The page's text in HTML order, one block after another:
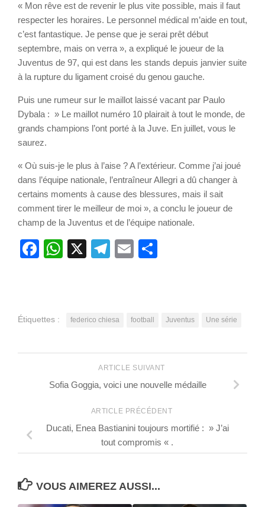
« Mon rêve est de revenir le plus vite possible, mais il faut
respecter les horaires. Le personnel médical m’aide en tout,
c’est fantastique. Je pense que je serai prêt début
septembre, mais on verra », a expliqué le joueur de la
Juventus de 97, qui est dans les stands depuis janvier suite
à la rupture du ligament croisé du genou gauche.
Puis une rumeur sur le maillot laissé vacant par Paulo
Dybala : » Le maillot numéro 10 plairait à tout le monde, de
grands champions l’ont porté à la Juve. En juillet, vous le
saurez.
« Où suis-je le plus à l’aise ? A l’extérieur. Comme j’ai joué
dans l’équipe nationale, l’entraîneur Allegri a dû changer à
certains moments à cause des blessures, mais il sait
comment tirer le meilleur de moi », a conclu le joueur de
champ de la Juventus et de l’équipe nationale.
Facebook
WhatsApp
X Telegram
Email
Étiquettes : federico chiesa football Juventus Une série
ARTICLE SUIVANT
Sofia Goggia, voici une nouvelle médaille
ARTICLE PRÉCÉDENT
Ducati, Enea Bastianini toujours mortifié : » J’ai
tout compromis « .
VOUS AIMEREZ AUSSI...